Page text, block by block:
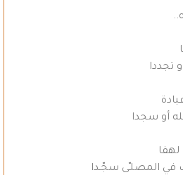
تجددا
أو سجدا
في المصلـّى سجّـدا